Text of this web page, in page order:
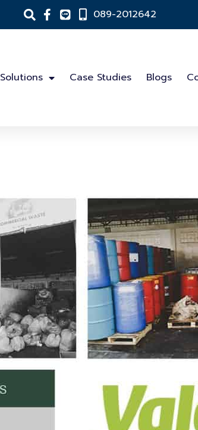
089-2012642
Solutions Case Studies Blogs